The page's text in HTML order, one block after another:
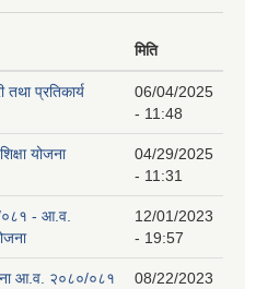
मिति
तथा प्रतिकार्य
06/04/2025
- 11:48
योजना
04/29/2025
- 11:31
०८१ - आ.व.
12/01/2023
- 19:57
आ.व. २०८०/०८१
08/22/2023